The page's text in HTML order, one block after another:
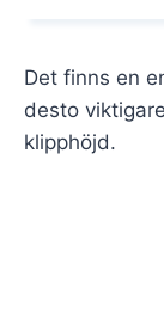
Det finns en
desto
klipphöjd.